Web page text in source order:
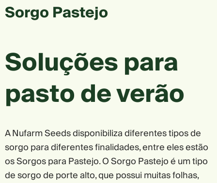
Sorgo Pastejo
Soluções para
pasto de verão
A Nufarm Seeds disponibiliza diferentes tipos de
sorgo para diferentes finalidades, entre eles estão
os Sorgos para Pastejo. O Sorgo Pastejo é um tipo
de sorgo de porte alto, que possui muitas folhas,